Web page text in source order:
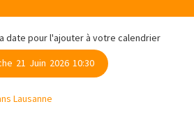
date pour l'ajouter à votre calendrier
21 Juin 2026 10:30
Lausanne